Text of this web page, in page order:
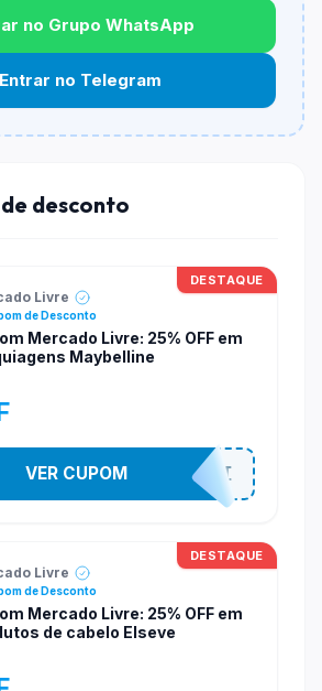
máximo?
limite.
produto?
Depende de itens participantes
no Grupo WhatsApp
Entrar no Telegram
desconto
DESTAQUE
Livre
de Desconto
Mercado Livre: 25% OFF em
Maybelline
MAYBELLINEMELI
VER CUPOM
DESTAQUE
Livre
de Desconto
Mercado Livre: 25% OFF em
de cabelo Elseve